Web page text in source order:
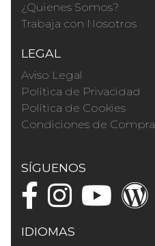
¿Quienes Somos?
Trabaja con Nosotros
LEGAL
Aviso Legal
Política de Privacidad
Política de Cookies
Condiciones de Compra
SÍGUENOS
IDIOMAS